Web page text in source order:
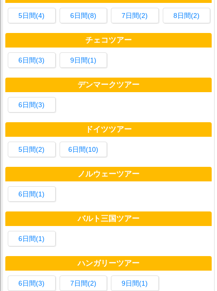
5日間(4) 6日間(8) 7日間(2) 8日間(2)
チェコツアー
6日間(3) 9日間(1)
デンマークツアー
6日間(3)
ドイツツアー
5日間(2) 6日間(10)
ノルウェーツアー
6日間(1)
バルト三国ツアー
6日間(1)
ハンガリーツアー
6日間(3) 7日間(2) 9日間(1)